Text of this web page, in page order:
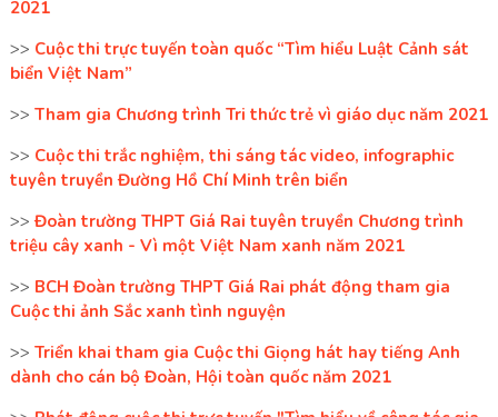
2021
>> Cuộc thi trực tuyến toàn quốc “Tìm hiểu Luật Cảnh sát
biển Việt Nam”
>> Tham gia Chương trình Tri thức trẻ vì giáo dục năm 2021
>> Cuộc thi trắc nghiệm, thi sáng tác video, infographic
tuyên truyền Đường Hồ Chí Minh trên biển
>>Đoàn trường THPT Giá Rai tuyên truyền Chương trình
triệu cây xanh - Vì một Việt Nam xanh năm 2021
>> BCH Đoàn trường THPT Giá Rai phát động tham gia
Cuộc thi ảnh Sắc xanh tình nguyện
>> Triển khai tham gia Cuộc thi Giọng hát hay tiếng Anh
dành cho cán bộ Đoàn, Hội toàn quốc năm 2021